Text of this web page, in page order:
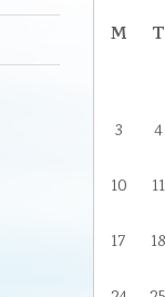
M T
3 4
10 11
17 18